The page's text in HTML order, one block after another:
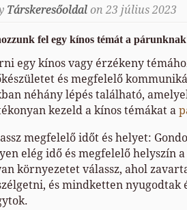
Társkeresőoldal on 23 július 2023
fel egy kínos témát a
egy kínos vagy érzékeny
és megfelelő
néhány lépés található,
kezeld a kínos témákat a
megfelelő időt és helyet:
elég idő és megfelelő helyszín
környezetet válassz, ahol
és mindketten nyugodtak